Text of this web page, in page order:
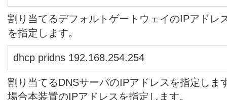
割り当てるデフォルトゲートウェイのIPアドレ
を指定します。
dhcp pridns 192.168.254.254
割り当てるDNSサーバのIPアドレスを指定しま
場合本装置のIPアドレスを指定します。